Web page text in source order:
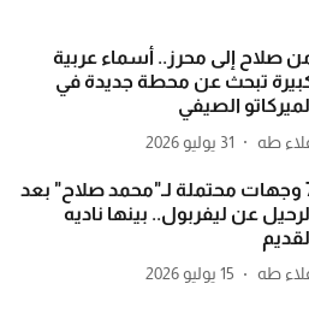
صلاح إلى محرز.. أسماء عربية
تبحث عن محطة جديدة في
الصيفي
طه 31 يوليو 2026
7 وجهات محتملة لـ"محمد صلاح" بعد
عن ليفربول.. بينها ناديه
طه 15 يوليو 2026